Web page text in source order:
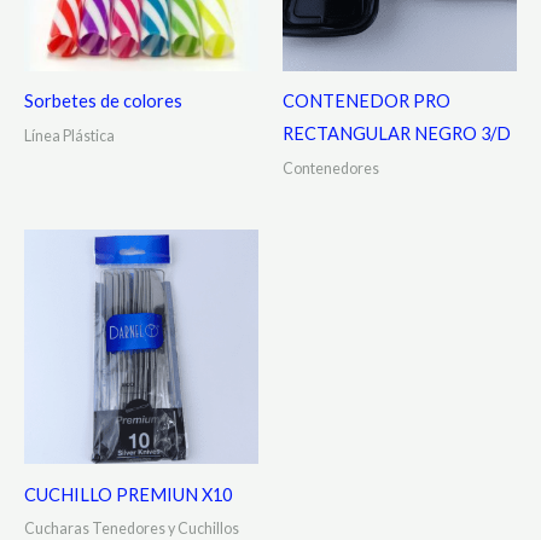
Sorbetes de colores
Línea Plástica
CONTENEDOR PRO
RECTANGULAR NEGRO 3/D
Contenedores
CUCHILLO PREMIUN X10
Cucharas Tenedores y Cuchillos